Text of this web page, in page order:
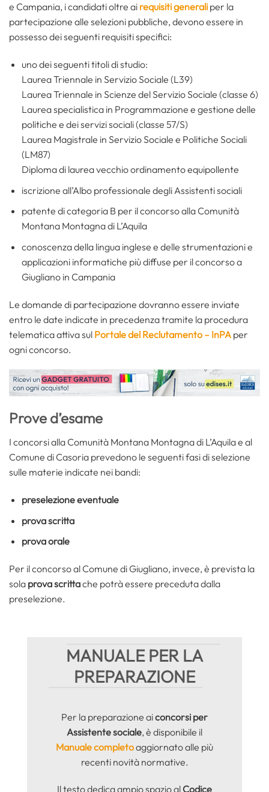
e Campania, i candidati oltre ai requisiti generali per la
partecipazione alle selezioni pubbliche, devono essere in
possesso dei seguenti requisiti specifici:
uno dei seguenti titoli di studio:
Laurea Triennale in Servizio Sociale (L39)
Laurea Triennale in Scienze del Servizio Sociale (classe 6)
Laurea specialistica in Programmazione e gestione delle
politiche e dei servizi sociali (classe 57/S)
Laurea Magistrale in Servizio Sociale e Politiche Sociali
(LM87)
Diploma di laurea vecchio ordinamento equipollente
iscrizione all’Albo professionale degli Assistenti sociali
patente di categoria B per il concorso alla Comunità
Montana Montagna di L’Aquila
conoscenza della lingua inglese e delle strumentazioni e
applicazioni informatiche più diffuse per il concorso a
Giugliano in Campania
Le domande di partecipazione dovranno essere inviate
entro le date indicate in precedenza tramite la procedura
telematica attiva sul Portale del Reclutamento – InPA per
ogni concorso.
Prove d’esame
I concorsi alla Comunità Montana Montagna di L’Aquila e al
Comune di Casoria prevedono le seguenti fasi di selezione
sulle materie indicate nei bandi:
preselezione eventuale
prova scritta
prova orale
Per il concorso al Comune di Giugliano, invece, è prevista la
sola prova scrittache potrà essere preceduta dalla
preselezione.
MANUALE PER LA
PREPARAZIONE
Per la preparazione aiconcorsi per
Assistente sociale, è disponibile il
Manuale completoaggiornato alle più
recenti novità normative.
Il testo dedica ampio spazio al Codice